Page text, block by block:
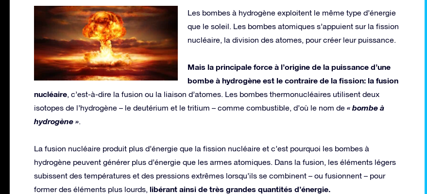
Les bombes à hydrogène exploitent le même type d’énergie
que le soleil. Les bombes atomiques s’appuient sur la fission
nucléaire, la division des atomes, pour créer leur puissance.
Mais la principale force à l’origine de la puissance d’une
bombe à hydrogène est le contraire de la fission: la fusion
nucléaire, c’est-à-dire la fusion ou la liaison d’atomes. Les bombes thermonucléaires utilisent deux
isotopes de l’hydrogène – le deutérium et le tritium – comme combustible, d’où le nom de « bombe à
hydrogène ».
La fusion nucléaire produit plus d’énergie que la fission nucléaire et c’est pourquoi les bombes à
hydrogène peuvent générer plus d’énergie que les armes atomiques. Dans la fusion, les éléments légers
subissent des températures et des pressions extrêmes lorsqu’ils se combinent – ou fusionnent – pour
former des éléments plus lourds, libérant ainsi de très grandes quantités d’énergie.